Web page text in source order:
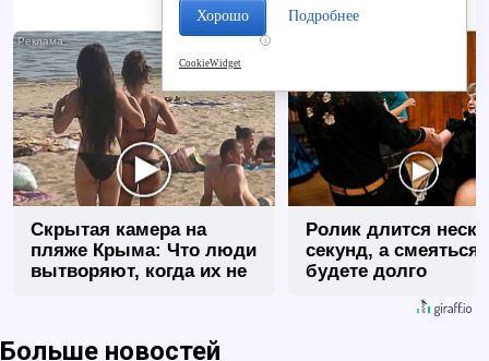
i
Скрытая камера на
пляже Крыма: Что люди
вытворяют, когда их не
Ролик длится
секунд, а смеяться
будете долго
Больше новостей
Хорошо Подробнее
CookieWidget